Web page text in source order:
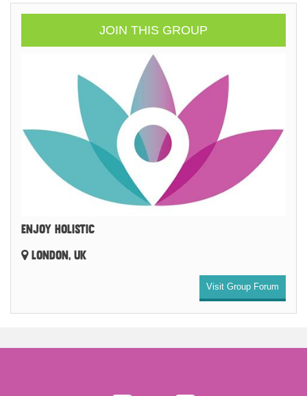
JOIN THIS GROUP
ENJOY HOLISTIC
LONDON, UK
Visit Group Forum